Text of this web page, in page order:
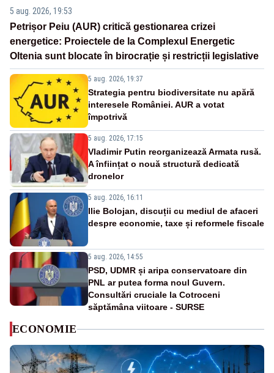
5 aug. 2026, 19:53
Petrișor Peiu (AUR) critică gestionarea crizei
energetice: Proiectele de la Complexul Energetic
Oltenia sunt blocate în birocrație și restricții legislative
5 aug. 2026, 19:37
Strategia pentru biodiversitate nu apără
interesele României. AUR a votat
împotrivă
5 aug. 2026, 17:15
Vladimir Putin reorganizează Armata rusă.
A înființat o nouă structură dedicată
dronelor
5 aug. 2026, 16:11
Ilie Bolojan, discuții cu mediul de afaceri
despre economie, taxe și reformele fiscale
5 aug. 2026, 14:55
PSD, UDMR și aripa conservatoare din
PNL ar putea forma noul Guvern.
Consultări cruciale la Cotroceni
săptămâna viitoare - SURSE
ECONOMIE